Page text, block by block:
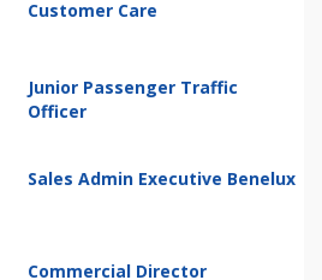
Customer Care
Junior Passenger Traffic
Officer
Sales Admin Executive Benelux
Commercial Director